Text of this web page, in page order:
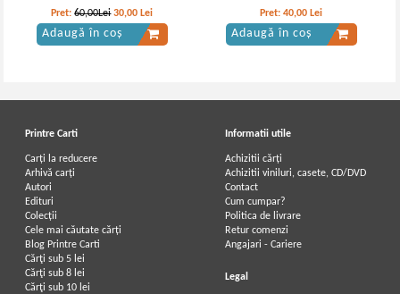
Pret:60,00Lei 30,00 Lei
Adaugă în coș
Pret:40,00 Lei
Adaugă în coș
Printre Carti
Carți la reducere
Arhivă carți
Autori
Edituri
Colecții
Cele mai căutate cărți
Blog Printre Carti
Cărţi sub 5 lei
Cărţi sub 8 lei
Cărţi sub 10 lei
Informatii utile
Achizitii cărți
Achizitii viniluri, casete, CD/DVD
Contact
Cum cumpar?
Politica de livrare
Retur comenzi
Angajari - Cariere
Legal